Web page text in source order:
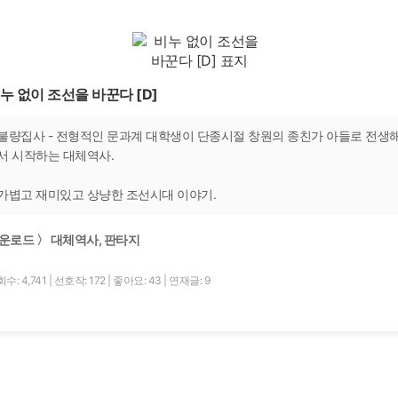
없이 조선을 바꾼다 [D]
량집사 - 전형적인 문과계 대학생이 단종시절 창원의 종친가 아들로 전생
시작하는 대체역사.
볍고 재미있고 상냥한 조선시대 이야기.
로드 〉 대체역사, 판타지
수: 4,741 선호작: 172 좋아요: 43 연재글: 9